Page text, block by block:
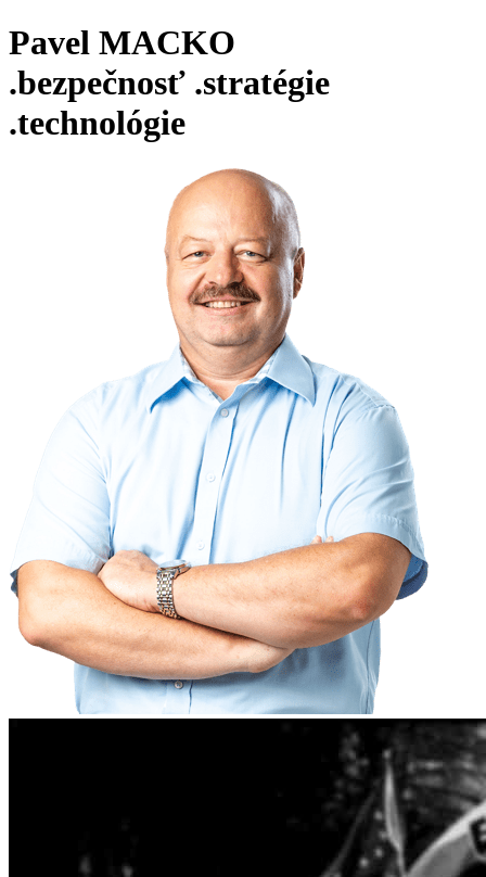
Pavel MACKO
.bezpečnosť .stratégie
.technológie